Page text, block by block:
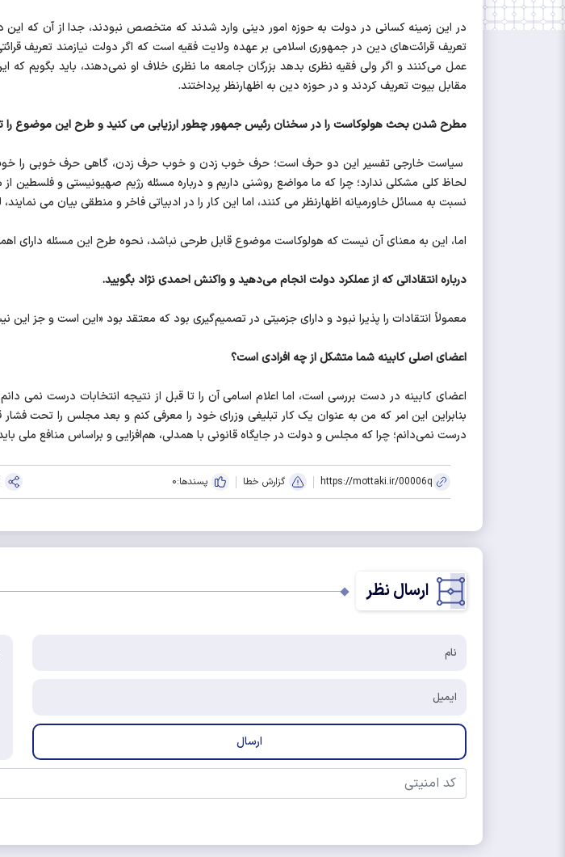
در این زمینه کسانی در دولت به حوزه امور دینی وارد شدند که متخصص نبودند، جدا از آن که
تعریف قرائت‌های دین در جمهوری اسلامی بر عهده ولایت فقیه است که اگر دولت نیازمند تعریف
عمل می‌کنند و اگر ولی فقیه نظری بدهد بزرگان جامعه ما نظری خلاف او نمی‌دهند، باید بگویم که
مقابل بیوت تعریف کردند و در حوزه دین به اظهارنظر پرداختند.
مطرح شدن بحث هولوکاست را در سخنان رئیس جمهور چطور ارزیابی می کنید و طرح این موضوع را
سیاست خارجی تفسیر این دو حرف است؛ حرف خوب زدن و خوب حرف زدن، گاهی حرف خوبی را خوب
لحاظ کلی مشکلی ندارد؛ چرا که ما مواضع روشنی داریم و درباره مسئله رژیم صهیونیستی و
نسبت به مسائل خاورمیانه اظهارنظر می کنند، اما این کار را در ادبیاتی فاخر و منطقی بیان می
اما، این به معنای آن نیست که هولوکاست موضوع قابل طرحی نباشد، نحوه طرح این مسئله دارای
درباره انتقاداتی که از عملکرد دولت انجام می‌دهید و واکنش احمدی نژاد بگویید.
معمولاً انتقادات را پذیرا نبود و دارای جزمیتی در تصمیم‌گیری بود که معتقد بود «این است و جز
اعضای اصلی کابینه شما متشکل از چه افرادی است؟
بنابراین این امر که من به عنوان یک کار تبلیغی وزرای خود را معرفی کنم و بعد مجلس را تحت
درست نمی‌دانم؛ چرا که مجلس و دولت در جایگاه قانونی با همدلی، هم‌افزایی و براساس منافع ملی
https://mottaki.ir/00006q گزارش خطا پسندها:0
ارسال نظر